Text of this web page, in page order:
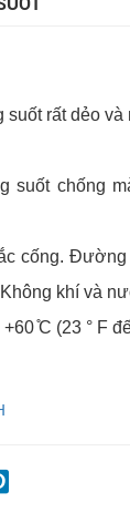
suốt rất dẻo và
suốt chống
cống. Đường
khí và
̊C (23 ° F